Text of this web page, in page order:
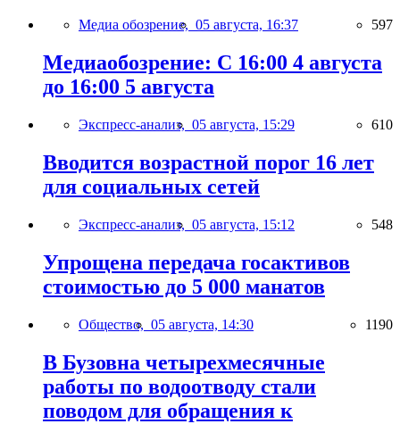
Медиа обозрение, 05 августа, 16:37 597
Медиаобозрение: С 16:00 4 августа
до 16:00 5 августа
Экспресс-анализ, 05 августа, 15:29 610
Вводится возрастной порог 16 лет
для социальных сетей
Экспресс-анализ, 05 августа, 15:12 548
Упрощена передача госактивов
стоимостью до 5 000 манатов
Общество, 05 августа, 14:30 1190
В Бузовна четырехмесячные
работы по водоотводу стали
поводом для обращения к